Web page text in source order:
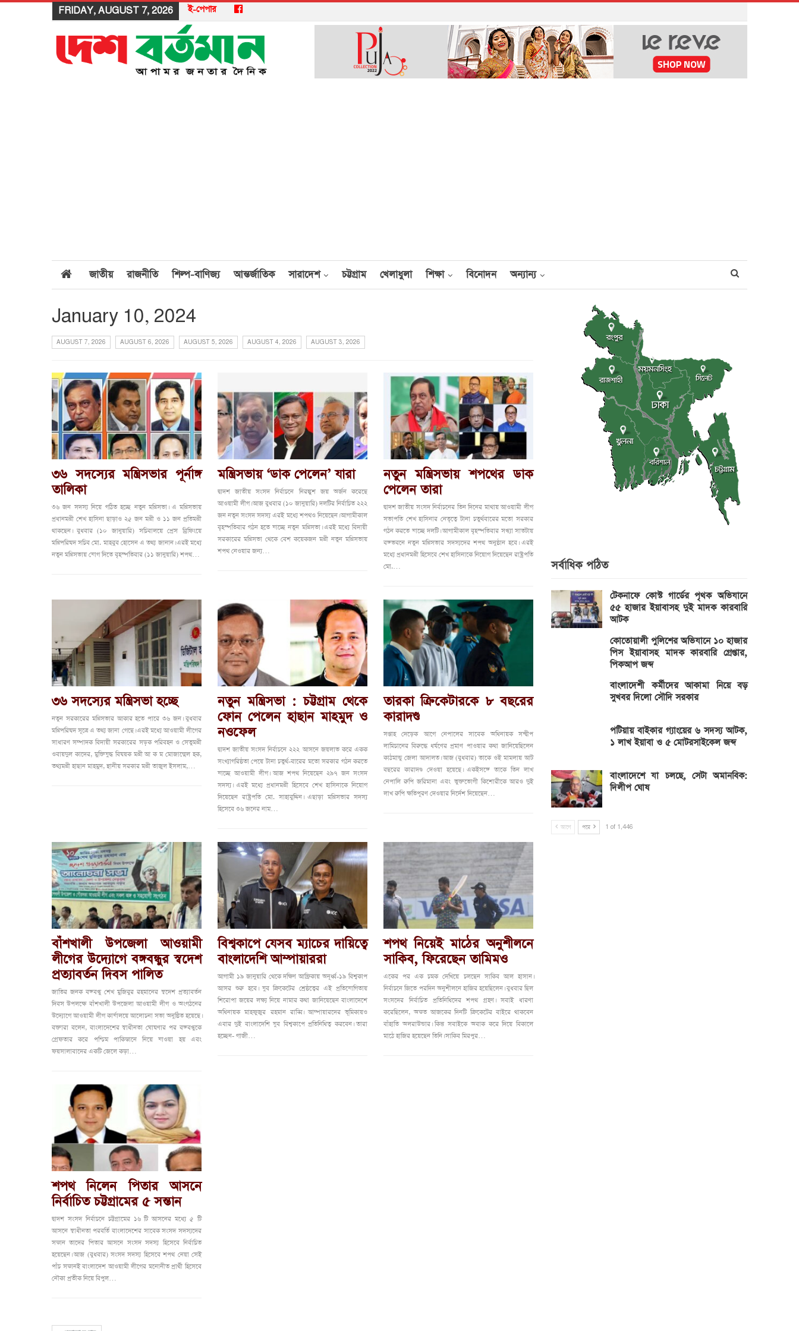
FRIDAY, AUGUST 7, 2026 ই-পেপার
জাতীয় রাজনীতি শিল্প-বাণিজ্য আন্তর্জাতিক সারাদেশ চট্টগ্রাম খেলাধুলা শিক্ষা বিনোদন অন্যান্য
January 10, 2024
AUGUST 7, 2026 AUGUST 6, 2026 AUGUST 5, 2026 AUGUST 4, 2026 AUGUST 3, 2026
৩৬ সদস্যের মন্ত্রিসভার পূর্নাঙ্গ
তালিকা
৩৬ জন সদস্য নিয়ে গঠিত হচ্ছে নতুন মন্ত্রিসভা। এ মন্ত্রিসভায়
প্রধানমন্ত্রী শেখ হাসিনা ছাড়াও ২৫ জন মন্ত্রী ও ১১ জন প্রতিমন্ত্রী
থাকছেন। বুধবার (১০ জানুয়ারি) সচিবালয়ে প্রেস ব্রিফিংয়ে
মন্ত্রিপরিষদ সচিব মো. মাহবুব হোসেন এ তথ্য জানান। এরই মধ্যে
নতুন মন্ত্রিসভায় যোগ দিতে বৃহস্পতিবার (১১ জানুয়ারি) শপথ…
মন্ত্রিসভায় ‘ডাক পেলেন’ যারা
দ্বাদশ জাতীয় সংসদ নির্বাচনে নিরঙ্কুশ জয় অর্জন করেছে
আওয়ামী লীগ। আজ বুধবার (১০ জানুয়ারি) দলটির নির্বাচিত ২২২
জন নতুন সংসদ সদস্য এরই মধ্যে শপথও নিয়েছেন। আগামীকাল
বৃহস্পতিবার গঠন হতে যাচ্ছে নতুন মন্ত্রিসভা। এরই মধ্যে বিদায়ী
সরকারের মন্ত্রিসভা থেকে বেশ কয়েকজন মন্ত্রী নতুন মন্ত্রিসভায়
শপথ নেওয়ার জন্য…
নতুন মন্ত্রিসভায় শপথের ডাক
পেলেন তারা
দ্বাদশ জাতীয় সংসদ নির্বাচনের তিন দিনের মাথায় আওয়ামী লীগ
সভাপতি শেখ হাসিনার নেতৃত্বে টানা চতুর্থবারের মতো সরকার
গঠন করতে যাচ্ছে দলটি। আগামীকাল বৃহস্পতিবার সন্ধ্যা সাতটায়
বঙ্গভবনে নতুন মন্ত্রিসভার সদস্যদের শপথ অনুষ্ঠান হবে। এরই
মধ্যে প্রধানমন্ত্রী হিসেবে শেখ হাসিনাকে নিয়োগ দিয়েছেন রাষ্ট্রপতি
মো.…
৩৬ সদস্যের মন্ত্রিসভা হচ্ছে
নতুন সরকারের মন্ত্রিসভার আকার হতে পারে ৩৬ জন। বুধবার
মন্ত্রিপরিষদ সূত্রে এ তথ্য জানা গেছে। এরই মধ্যে আওয়ামী লীগের
সাধারণ সম্পাদক বিদায়ী সরকারের সড়ক পরিবহন ও সেতুমন্ত্রী
ওবায়দুল কাদের, মুক্তিযুদ্ধ বিষয়ক মন্ত্রী আ ক ম মোজাম্মেল হক,
তথ্যমন্ত্রী হাছান মাহমুদ, স্থানীয় সরকার মন্ত্রী তাজুল ইসলাম,…
নতুন মন্ত্রিসভা : চট্টগ্রাম থেকে
ফোন পেলেন হাছান মাহমুদ ও
নওফেল
দ্বাদশ জাতীয় সংসদ নির্বাচনে ২২২ আসনে জয়লাভ করে একক
সংখ্যাগরিষ্ঠতা পেয়ে টানা চতুর্থ-বারের মতো সরকার গঠন করতে
যাচ্ছে আওয়ামী লীগ। আজ শপথ নিয়েছেন ২৯৭ জন সংসদ
সদস্য। এরই মধ্যে প্রধানমন্ত্রী হিসেবে শেখ হাসিনাকে নিয়োগ
দিয়েছেন রাষ্ট্রপতি মো. সাহাবুদ্দিন। এছাড়া মন্ত্রিসভার সদস্য
হিসেবে ৩৬ জনের নাম…
তারকা ক্রিকেটারকে ৮ বছরের
কারাদণ্ড
সপ্তাহ দেড়েক আগে নেপালের সাবেক অধিনায়ক সন্দ্বীপ
লামিচানের বিরুদ্ধে ধর্ষণের প্রমাণ পাওয়ার কথা জানিয়েছিলেন
কাঠমান্ডু জেলা আদালত। আজ (বুধবার) তাকে ওই মামলায় আট
বছরের কারাদণ্ড দেওয়া হয়েছে। একইসঙ্গে তাকে তিন লাখ
নেপালি রুপি জরিমানা এবং ভুক্তভোগী কিশোরীকে আরও দুই
লাখ রুপি ক্ষতিপূরণ দেওয়ার নির্দেশ দিয়েছেন…
বাঁশখালী উপজেলা আওয়ামী
লীগের উদ্যোগে বঙ্গবন্ধুর স্বদেশ
প্রত্যাবর্তন দিবস পালিত
জাতির জনক বঙ্গবন্ধু শেখ মুজিবুর রহমানের স্বদেশ প্রত্যাবর্তন
দিবস উপলক্ষে বাঁশখালী উপজেলা আওয়ামী লীগ ও অংগঠনের
উদ্যোগে আওয়ামী লীগ কার্যালয়ে আলোচনা সভা অনুষ্ঠিত হয়েছে।
বক্তারা বলেন, বাংলাদেশের স্বাধীনতা ঘোষণার পর বঙ্গবন্ধুকে
গ্রেফতার করে পশ্চিম পাকিস্তানে নিয়ে যাওয়া হয় এবং
ফয়সালাবাদের একটি জেলে কড়া…
বিশ্বকাপে যেসব ম্যাচের দায়িত্বে
বাংলাদেশি আম্পায়াররা
আগামী ১৯ জানুয়ারি থেকে দক্ষিণ আফ্রিকায় অনূর্ধ্ব-১৯ বিশ্বকাপ
আসর শুরু হবে। যুব ক্রিকেটের শ্রেষ্ঠত্বের এই প্রতিযোগিতায়
শিরোপা জয়ের লক্ষ্য নিয়ে নামার কথা জানিয়েছেন বাংলাদেশে
অধিনায়ক মাহফুজুর রহমান রাব্বি। আম্পায়ারদের ভূমিকায়ও
এবার দুই বাংলাদেশি যুব বিশ্বকাপে প্রতিনিধিত্ব করবেন। তারা
হচ্ছেন- গাজী…
শপথ নিয়েই মাঠের অনুশীলনে
সাকিব, ফিরেছেন তামিমও
একের পর এক চমক দেখিয়ে চলছেন সাকিব আল হাসান।
নির্বাচনে জিতে পরদিন অনুশীলনে হাজির হয়েছিলেন। বুধবার ছিল
সংসদের নির্বাচিত প্রতিনিধিদের শপথ গ্রহণ। সবাই ধারণা
করেছিলেন, অন্তত আজকের দিনটি ক্রিকেটের বাইরে থাকবেন
বাঁহাতি অলরাউন্ডার। কিন্তু সবাইকে অবাক করে দিয়ে বিকালে
মাঠে হাজির হয়েছেন তিনি। সাকিব মিরপুর…
শপথ নিলেন পিতার আসনে
নির্বাচিত চট্টগ্রামের ৫ সন্তান
দ্বাদশ সংসদ নির্বাচনে চট্টগ্রামের ১৬ টি আসনের মধ্যে ৫ টি
আসনে স্বাধীনতা পরবর্তি বাংলাদেশের সাবেক সংসদ সদস্যদের
সন্তান তাদের পিতার আসনে সংসদ সদস্য হিসেবে নির্বাচিত
হয়েছেন। আজ (বুধবার) সংসদ সদস্য হিসেবে শপথ নেয়া সেই
পাঁচ সন্তানই বাংলাদেশ আওয়ামী লীগের মনোনীত প্রার্থী হিসেবে
নৌকা প্রতীক নিয়ে বিপুল…
সর্বাধিক পঠিত
টেকনাফে কোস্ট গার্ডের পৃথক অভিযানে
৫৫ হাজার ইয়াবাসহ দুই মাদক কারবারি
আটক
কোতোয়ালী পুলিশের অভিযানে ১০ হাজার
পিস ইয়াবাসহ মাদক কারবারি গ্রেপ্তার,
পিকআপ জব্দ
বাংলাদেশী কর্মীদের আকামা নিয়ে বড়
সুখবর দিলো সৌদি সরকার
পটিয়ায় বাইকার গ্যাংয়ের ৬ সদস্য আটক,
১ লাখ ইয়াবা ও ৫ মোটরসাইকেল জব্দ
বাংলাদেশে যা চলছে, সেটা অমানবিক:
দিলীপ ঘোষ
আগে পরে 1 of 1,446